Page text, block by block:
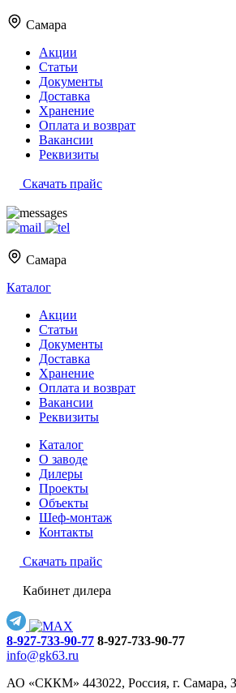
Самара
Акции
Статьи
Документы
Доставка
Хранение
Оплата и возврат
Вакансии
Реквизиты
Скачать прайс
Самара
Каталог
Акции
Статьи
Документы
Доставка
Хранение
Оплата и возврат
Вакансии
Реквизиты
Каталог
О заводе
Дилеры
Проекты
Объекты
Шеф-монтаж
Контакты
Скачать прайс
Кабинет дилера
8-927-733-90-77 8-927-733-90-77
info@gk63.ru
АО «СККМ» 443022, Россия, г. Самара,